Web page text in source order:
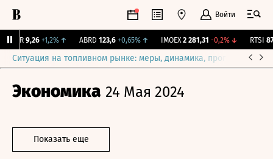
Войти
9,26 +1,2%↑ ABRD 123,6 +0,65%↑ IMOEX 2 281,31 -0,2%↓ RTSI
Ситуация на топливном рынке: меры, динамика, прогнозы
Экономика 24 Мая 2024
Показать еще